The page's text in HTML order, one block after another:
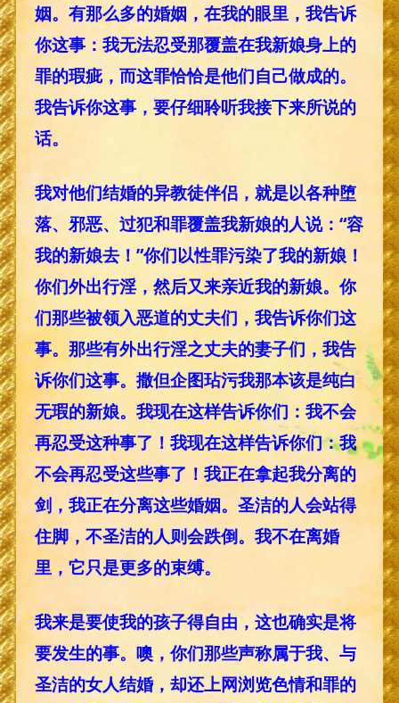
姻。有那么多的婚姻，在我的眼里，我告诉
你这事：我无法忍受那覆盖在我新娘身上的
罪的瑕疵，而这罪恰恰是他们自己做成的。
我告诉你这事，要仔细聆听我接下来所说的
话。
我对他们结婚的异教徒伴侣，就是以各种堕
落、邪恶、过犯和罪覆盖我新娘的人说：“容
我的新娘去！”你们以性罪污染了我的新娘！
你们外出行淫，然后又来亲近我的新娘。你
们那些被领入恶道的丈夫们，我告诉你们这
事。那些有外出行淫之丈夫的妻子们，我告
诉你们这事。撒但企图玷污我那本该是纯白
无瑕的新娘。我现在这样告诉你们：我不会
再忍受这种事了！我现在这样告诉你们：我
不会再忍受这些事了！我正在拿起我分离的
剑，我正在分离这些婚姻。圣洁的人会站得
住脚，不圣洁的人则会跌倒。我不在离婚
里，它只是更多的束缚。
我来是要使我的孩子得自由，这也确实是将
要发生的事。噢，你们那些声称属于我、与
圣洁的女人结婚，却还上网浏览色情和罪的